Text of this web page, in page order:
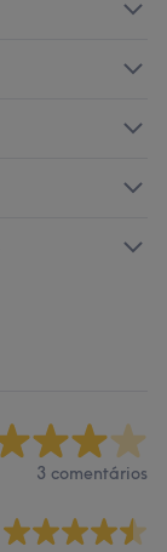
3 comentários